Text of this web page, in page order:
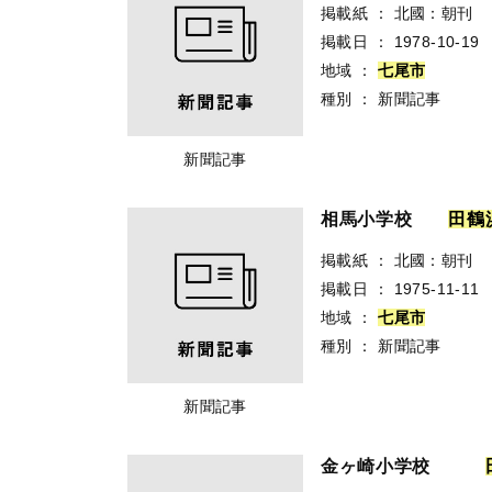
新聞記事
掲載紙 ：
北國：朝刊
掲載日
：
1978-10-19
地域
： 七尾市
種別
： 新聞記事
新聞記事
相馬小学校 田鶴
掲載紙 ：
北國：朝刊
掲載日
：
1975-11-11
地域
： 七尾市
種別
： 新聞記事
金ヶ崎小学校